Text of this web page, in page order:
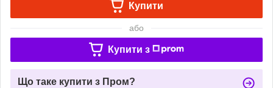
Купити
або
Купити з
Що таке купити з Пром?